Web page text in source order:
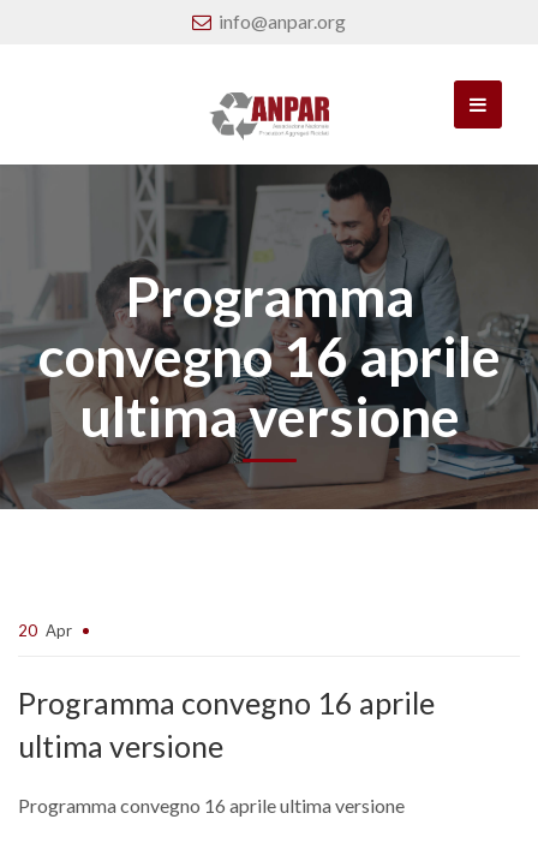
info@anpar.org
Programma
convegno 16 aprile
ultima versione
20 Apr
Programma convegno 16 aprile
ultima versione
Programma convegno 16 aprile ultima versione